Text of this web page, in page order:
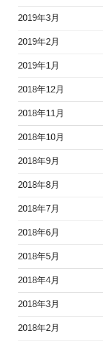
2019年3月
2019年2月
2019年1月
2018年12月
2018年11月
2018年10月
2018年9月
2018年8月
2018年7月
2018年6月
2018年5月
2018年4月
2018年3月
2018年2月